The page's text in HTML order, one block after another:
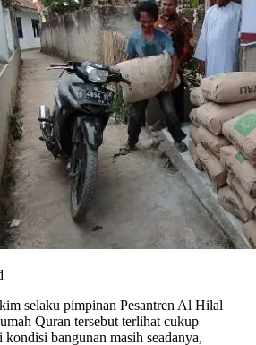
selaku pimpinan Pesantren Al Hilal
Quran tersebut terlihat cukup
bangunan masih seadanya,